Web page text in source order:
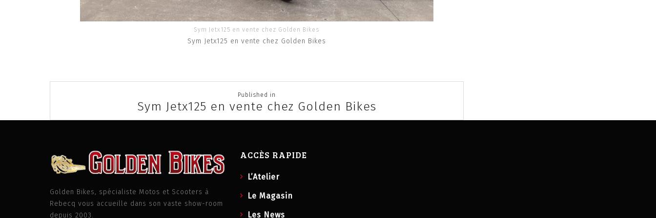
Sym Jetx125 en vente chez Golden Bikes
Sym Jetx125 en vente chez Golden Bikes
navigation
Published in
Sym Jetx125 en vente chez Golden Bikes
Golden Bikes, spécialiste Motos et Scooters à
Rebecq vous accueille dans son vaste show-room
depuis 2003.
ACCÈS RAPIDE
L’Atelier
Le Magasin
Les News